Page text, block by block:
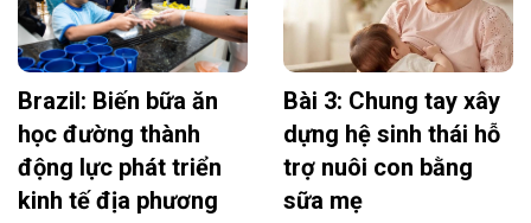
Brazil: Biến bữa ăn
học đường thành
động lực phát triển
kinh tế địa phương
Bài 3: Chung tay xây
dựng hệ sinh thái hỗ
trợ nuôi con bằng
sữa mẹ